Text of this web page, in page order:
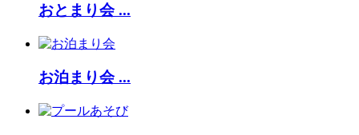
おとまり会 ...
お泊まり会 ...